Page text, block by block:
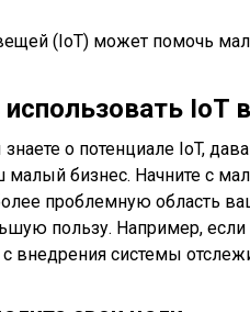
использовать IoT
о потенциале IoT,
бизнес. Начните с
проблемную область
пользу. Например,
с внедрения системы